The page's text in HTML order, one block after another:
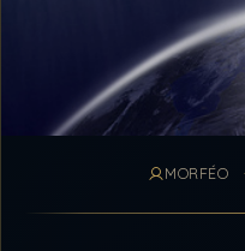
MORFÉO